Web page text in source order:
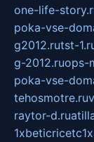
one-life-
poka-vse-
g2012.rutst-
g-2012.ruops-
poka-vse-
tehosmotre.ru
raytor-d.ru